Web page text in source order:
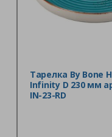
Тарелка By Bone
Infinity D 230 мм
IN-23-RD